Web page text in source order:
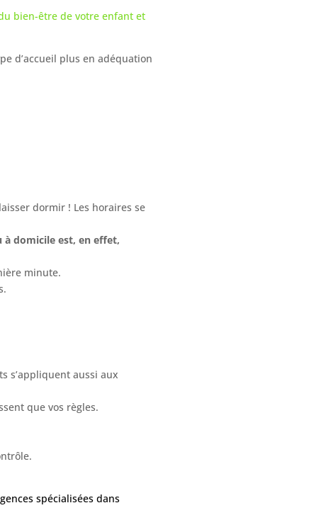
bien-être de votre enfant et
d’accueil plus en adéquation
dormir ! Les horaires se
à domicile est, en effet,
minute.
s’appliquent aussi aux
que vos règles.
spécialisées dans